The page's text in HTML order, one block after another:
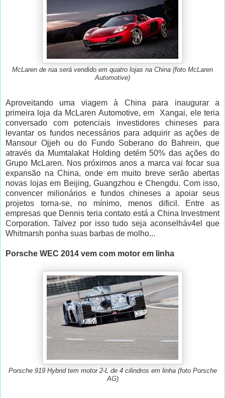
McLaren de rua será vendido em quatro lojas na China (foto McLaren
Automotive)
Aproveitando uma viagem à China para inaugurar a
primeira loja da McLaren Automotive, em Xangai, ele teria
conversado com potenciais investidores chineses para
levantar os fundos necessários para adquirir as ações de
Mansour Ojjeh ou do Fundo Soberano do Bahrein, que
através da Mumtalakat Holding detém 50% das ações do
Grupo McLaren. Nos próximos anos a marca vai focar sua
expansão na China, onde em muito breve serão abertas
novas lojas em Beijing, Guangzhou e Chengdu. Com isso,
convencer milionários e fundos chineses a apoiar seus
projetos torna-se, no mínimo, menos dificil. Entre as
empresas que Dennis teria contato está a China Investment
Corporation. Talvez por isso tudo seja aconselháv4el que
Whitmarsh ponha suas barbas de molho...
Porsche WEC 2014 vem com motor em linha
Porsche 919 Hybrid tem motor 2-L de 4 cilindros em linha (foto Porsche
AG)